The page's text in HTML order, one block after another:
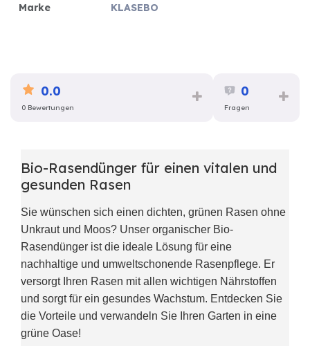
Marke
KLASEBO
0.0
0 Bewertungen
0
Fragen
Bio-Rasendünger für einen vitalen und
gesunden Rasen
Sie wünschen sich einen dichten, grünen Rasen ohne
Unkraut und Moos? Unser organischer Bio-
Rasendünger ist die ideale Lösung für eine
nachhaltige und umweltschonende Rasenpflege. Er
versorgt Ihren Rasen mit allen wichtigen Nährstoffen
und sorgt für ein gesundes Wachstum. Entdecken Sie
die Vorteile und verwandeln Sie Ihren Garten in eine
grüne Oase!